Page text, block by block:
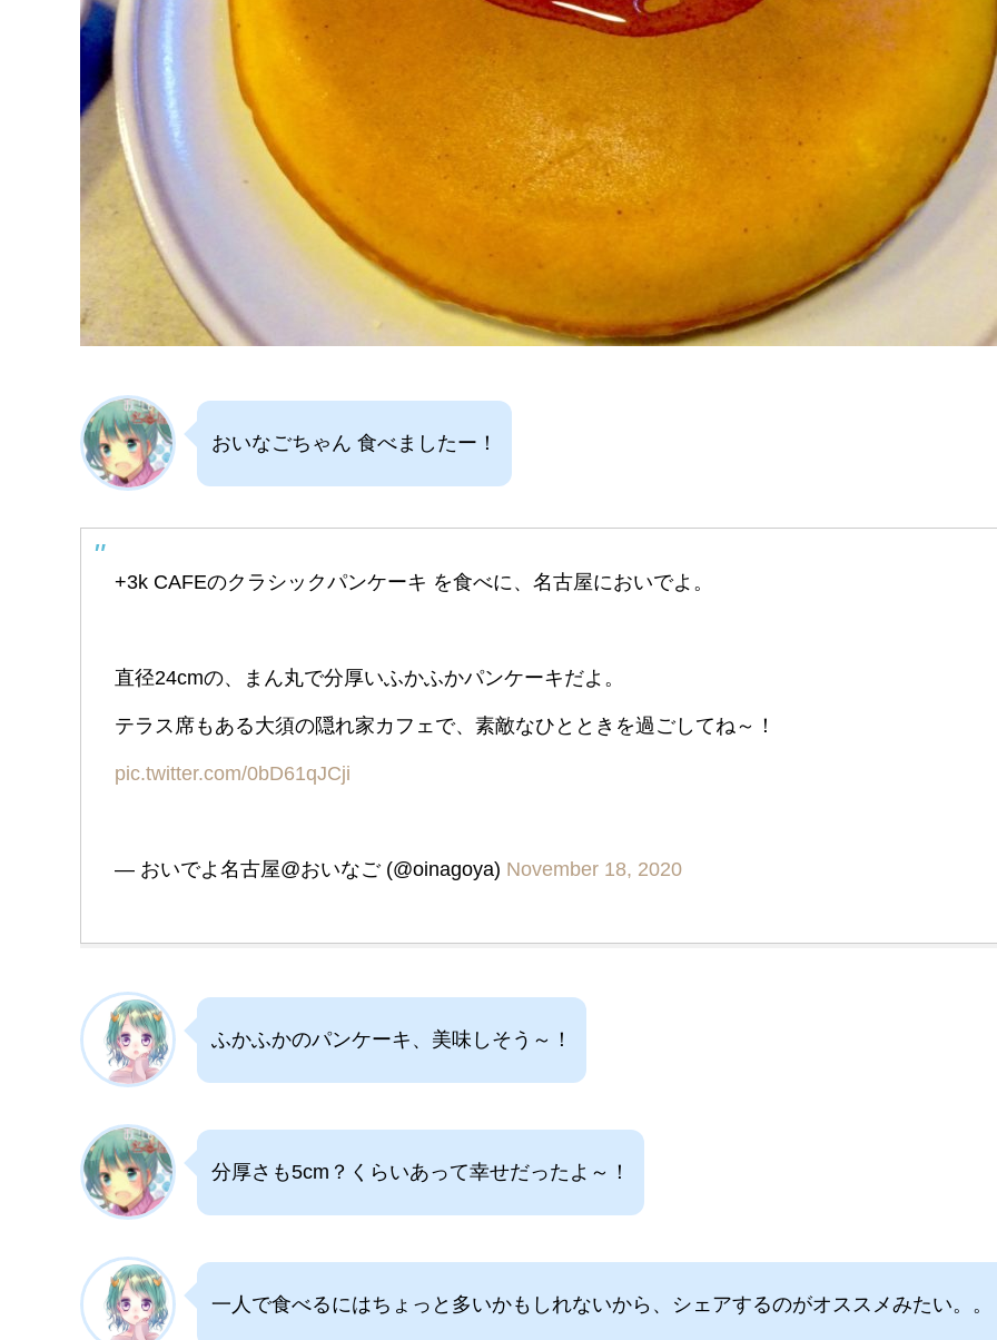
おいなごちゃん 食べましたー！
+3k CAFEのクラシックパンケーキ を食べに、名古屋においでよ。
直径24cmの、まん丸で分厚いふかふかパンケーキだよ。
テラス席もある大須の隠れ家カフェで、素敵なひとときを過ごしてね～！
pic.twitter.com/0bD61qJCji
— おいでよ名古屋@おいなご (@oinagoya) November 18, 2020
ふかふかのパンケーキ、美味しそう～！
分厚さも5cm？くらいあって幸せだったよ～！
一人で食べるにはちょっと多いかもしれないから、シェアするのがオススメみたい。。